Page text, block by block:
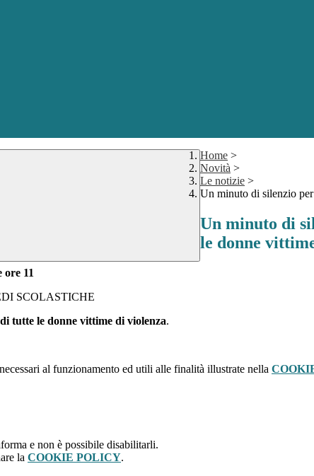
Home >
Novità >
Le notizie >
Un minuto di silenzio
Un minuto di
le donne
ore 11
SCOLASTICHE
tutte le donne vittime di violenza.
al funzionamento ed utili alle finalità illustrate nella
e non è possibile disabilitarli.
la COOKIE POLICY.